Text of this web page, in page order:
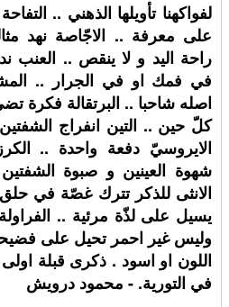
لفواكهنا تأويلها الذهني ..
على معرفة .. الاجّاصة نهد
راحة اليد و لا ينقص .. العنب
في فمك او في الجرار ..
اصله شاحبا .. البرتقالة فكرة
كلّ حين .. التين انفراج
الايروسيّ دفعة واحدة ..
شهوة العينين و صبوة
الانثى للذكر تترك غصّة في
يسيل على لذّة مرئية ..
وليس غير احمر تحيل على
اللون او اسود . ذكرى قبلة اولى
في التورية. - محمود درويش